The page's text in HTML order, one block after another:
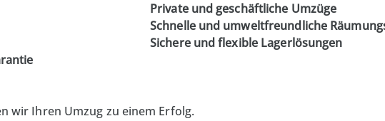
Private und geschäftliche Umzüge
Schnelle und umweltfreundliche
Sichere und flexible Lagerlösungen
wir Ihren Umzug zu einem Erfolg.